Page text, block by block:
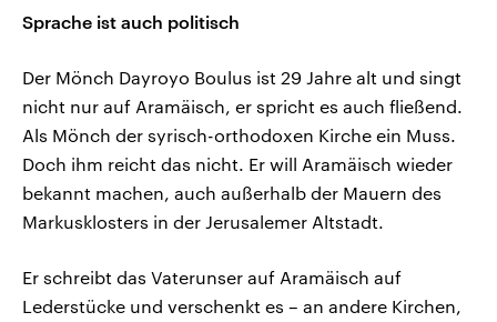
Sprache ist auch politisch
Der Mönch Dayroyo Boulus ist 29 Jahre alt und singt
nicht nur auf Aramäisch, er spricht es auch fließend.
Als Mönch der syrisch-orthodoxen Kirche ein Muss.
Doch ihm reicht das nicht. Er will Aramäisch wieder
bekannt machen, auch außerhalb der Mauern des
Markusklosters in der Jerusalemer Altstadt.
Er schreibt das Vaterunser auf Aramäisch auf
Lederstücke und verschenkt es – an andere Kirchen,